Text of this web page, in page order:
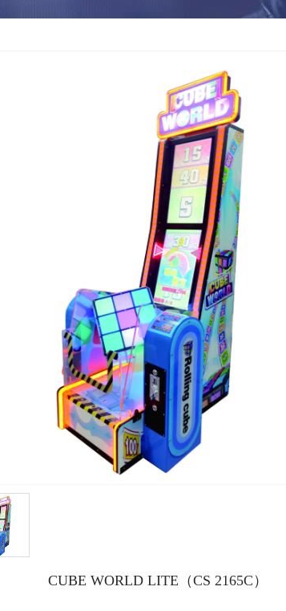
CUBE WORLD LITE（CS 2165C）